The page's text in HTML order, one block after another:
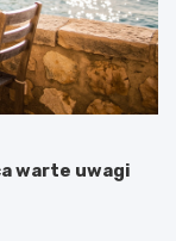
warte uwagi